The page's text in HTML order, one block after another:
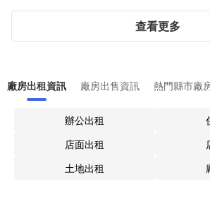
查看更多
廠房出租資訊 廠房出售資訊 熱門縣市廠
辦公出租
店面出租
土地出租